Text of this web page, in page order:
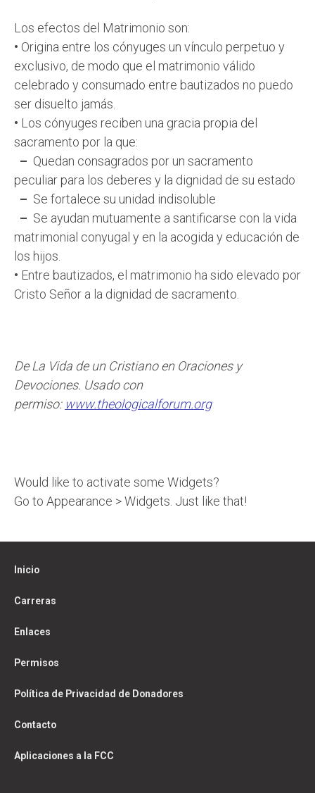
Los efectos del Matrimonio son:
• Origina entre los cónyuges un vínculo perpetuo y
exclusivo, de modo que el matrimonio válido
celebrado y consumado entre bautizados no puedo
ser disuelto jamás.
• Los cónyuges reciben una gracia propia del
sacramento por la que:
– Quedan consagrados por un sacramento
peculiar para los deberes y la dignidad de su estado
– Se fortalece su unidad indisoluble
– Se ayudan mutuamente a santificarse con la vida
matrimonial conyugal y en la acogida y educación de
los hijos.
• Entre bautizados, el matrimonio ha sido elevado por
Cristo Señor a la dignidad de sacramento.
De La Vida de un Cristiano en Oraciones y
Devociones. Usado con
permiso: www.theologicalforum.org
Would like to activate some Widgets?
Go to Appearance > Widgets. Just like that!
Inicio
Carreras
Enlaces
Permisos
Política de Privacidad de Donadores
Contacto
Aplicaciones a la FCC